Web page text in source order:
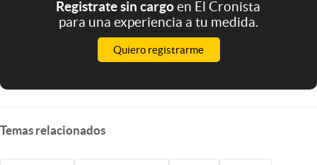
Registrate sin cargoen El Cronista
para una experiencia a tu medida.
Quiero registrarme
Temas relacionados